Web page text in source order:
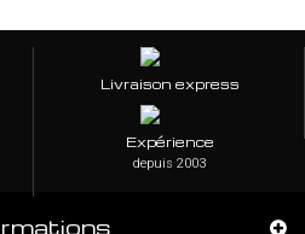
Livraison express
Expérience
depuis 2003